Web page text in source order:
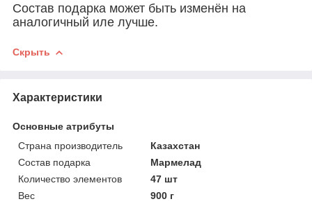
Состав подарка может быть изменён на
аналогичный иле лучше.
Скрыть
Характеристики
Основные атрибуты
Страна производитель
Казахстан
Состав подарка
Мармелад
Количество элементов
47 шт
Вес
900 г